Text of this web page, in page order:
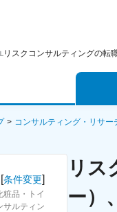
リスクコンサルティングの転
エー
パー
コンサルティング・リサ
[条件変更]
粧品・トイ
ルティン
リス
ー）